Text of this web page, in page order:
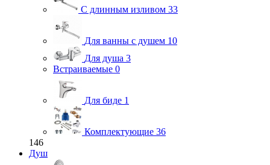
С длинным изливом 33
Для ванны с душем 10
Для душа 3
Встраиваемые 0
Для биде 1
Комплектующие 36
146
Душ